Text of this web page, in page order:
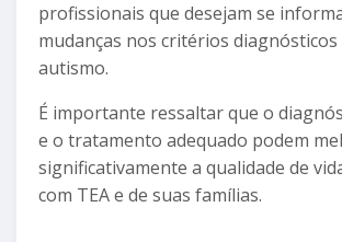
profissionais que desejam se
mudanças nos critérios
autismo.
É importante ressaltar que o
e o tratamento adequado podem
significativamente a qualidade de
com TEA e de suas famílias.